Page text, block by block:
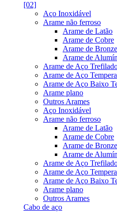
[02]
Aço Inoxidável
Arame não ferroso
Arame de Latão
Arame de Cobre
Arame de Bronze
Arame de
Arame de Aço
Arame de Aço
Arame de Aço Baixo
Arame plano
Outros Arames
Aço Inoxidável
Arame não ferroso
Arame de Latão
Arame de Cobre
Arame de Bronze
Arame de
Arame de Aço
Arame de Aço
Arame de Aço Baixo
Arame plano
Outros Arames
Cabo de aço